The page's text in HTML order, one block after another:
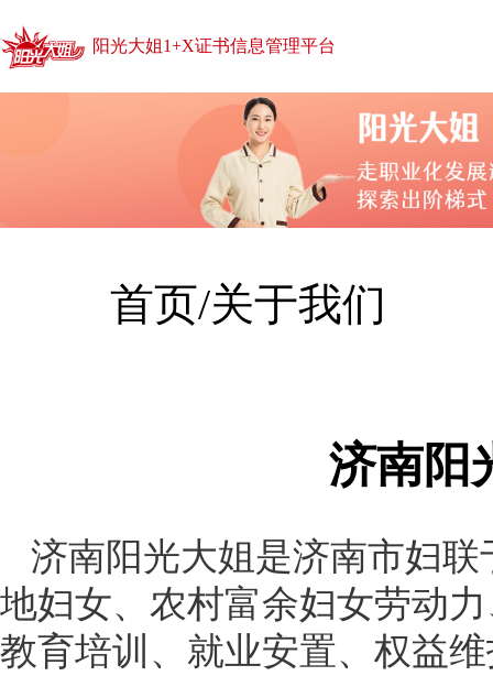
阳光大姐1+X证书信息管理平台
首页/关于我们
济南阳
济南阳光大姐是济南市妇
地妇女、农村富余妇女劳动
教育培训、就业安置、权益